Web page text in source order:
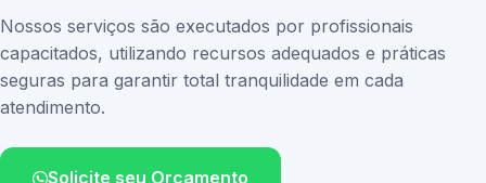
Nossos serviços são executados por profissionais
capacitados, utilizando recursos adequados e práticas
seguras para garantir total tranquilidade em cada
atendimento.
Solicite seu Orçamento